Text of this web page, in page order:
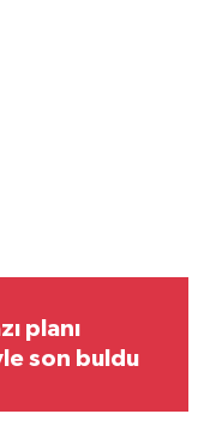
planı
son buldu